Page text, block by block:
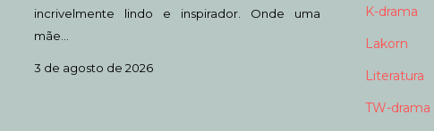
incrivelmente lindo e inspirador. Onde uma
mãe…
3 de agosto de 2026
K-drama
Lakorn
Literatura
TW-drama